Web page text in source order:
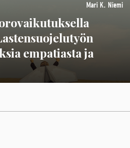
Mari K. Niemi
empatiasta ja